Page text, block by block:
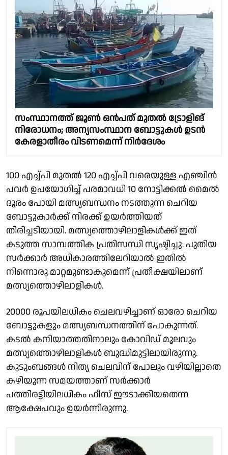
സംസ്ഥാനത്ത് ജൂൺ ഒൻപത് മുതൽ ട്രോളിങ്
നിരോധനം; അന്യസംസ്ഥാന ബോട്ടുകൾ ഉടൻ
കേരളാതീരം വിടണമെന്ന് നിർദേശം
100 എച്ച്പി മുതൽ 120 എച്ച്പി വരെയുള്ള എഞ്ചിൻ
പവർ ഉപയോഗിച്ച് പരമാവധി 10 നോട്ടിക്കൽ മൈൽ
ദൂരം പോയി മത്സ്യബന്ധനം നടത്തുന്ന ചെറിയ
ബോട്ടുകാർക്ക് നിരക്ക് ഉയർത്തിയത്
തിരിച്ചടിയായി. മത്സ്യത്തൊഴിലാളികൾക്ക് ഇത്
കടുത്ത സാമ്പത്തിക പ്രതിസന്ധി സൃഷ്ടിച്ചു. പുതിയ
സർക്കാർ അധികാരത്തിലേറിയാൽ ഇതിൽ
നിന്നൊരു മാറ്റമുണ്ടാകുമെന്ന് പ്രതീക്ഷയിലാണ്
മത്സ്യത്തൊഴിലാളികൾ.
20000 രൂപയിലധികം ചെലവഴിച്ചാണ് ഓരോ ചെറിയ
ബോട്ടുകളും മത്സ്യബന്ധനത്തിന് പോകുന്നത്.
കടൽ കനിയാത്തതിനാലും കോവിഡ് മൂലവും
മത്സ്യത്തൊഴിലാളികൾ ബുദ്ധിമുട്ടിലായിരുന്നു.
കുടുംബങ്ങൾ നിത്യ ചെലവിന് പോലും വഴിയില്ലാതെ
കഴിയുന്ന സമയത്താണ് സർക്കാർ
പത്തിരട്ടിയിലധികം ഫീസ് ഈടാക്കിയതെന്ന
ആക്ഷേപവും ഉയർന്നിരുന്നു.